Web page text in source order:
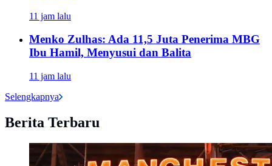
11 jam lalu
Menko Zulhas: Ada 11,5 Juta Penerima MBG
Ibu Hamil, Menyusui dan Balita
11 jam lalu
Selengkapnya
Berita Terbaru